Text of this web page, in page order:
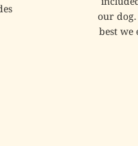
our
best we